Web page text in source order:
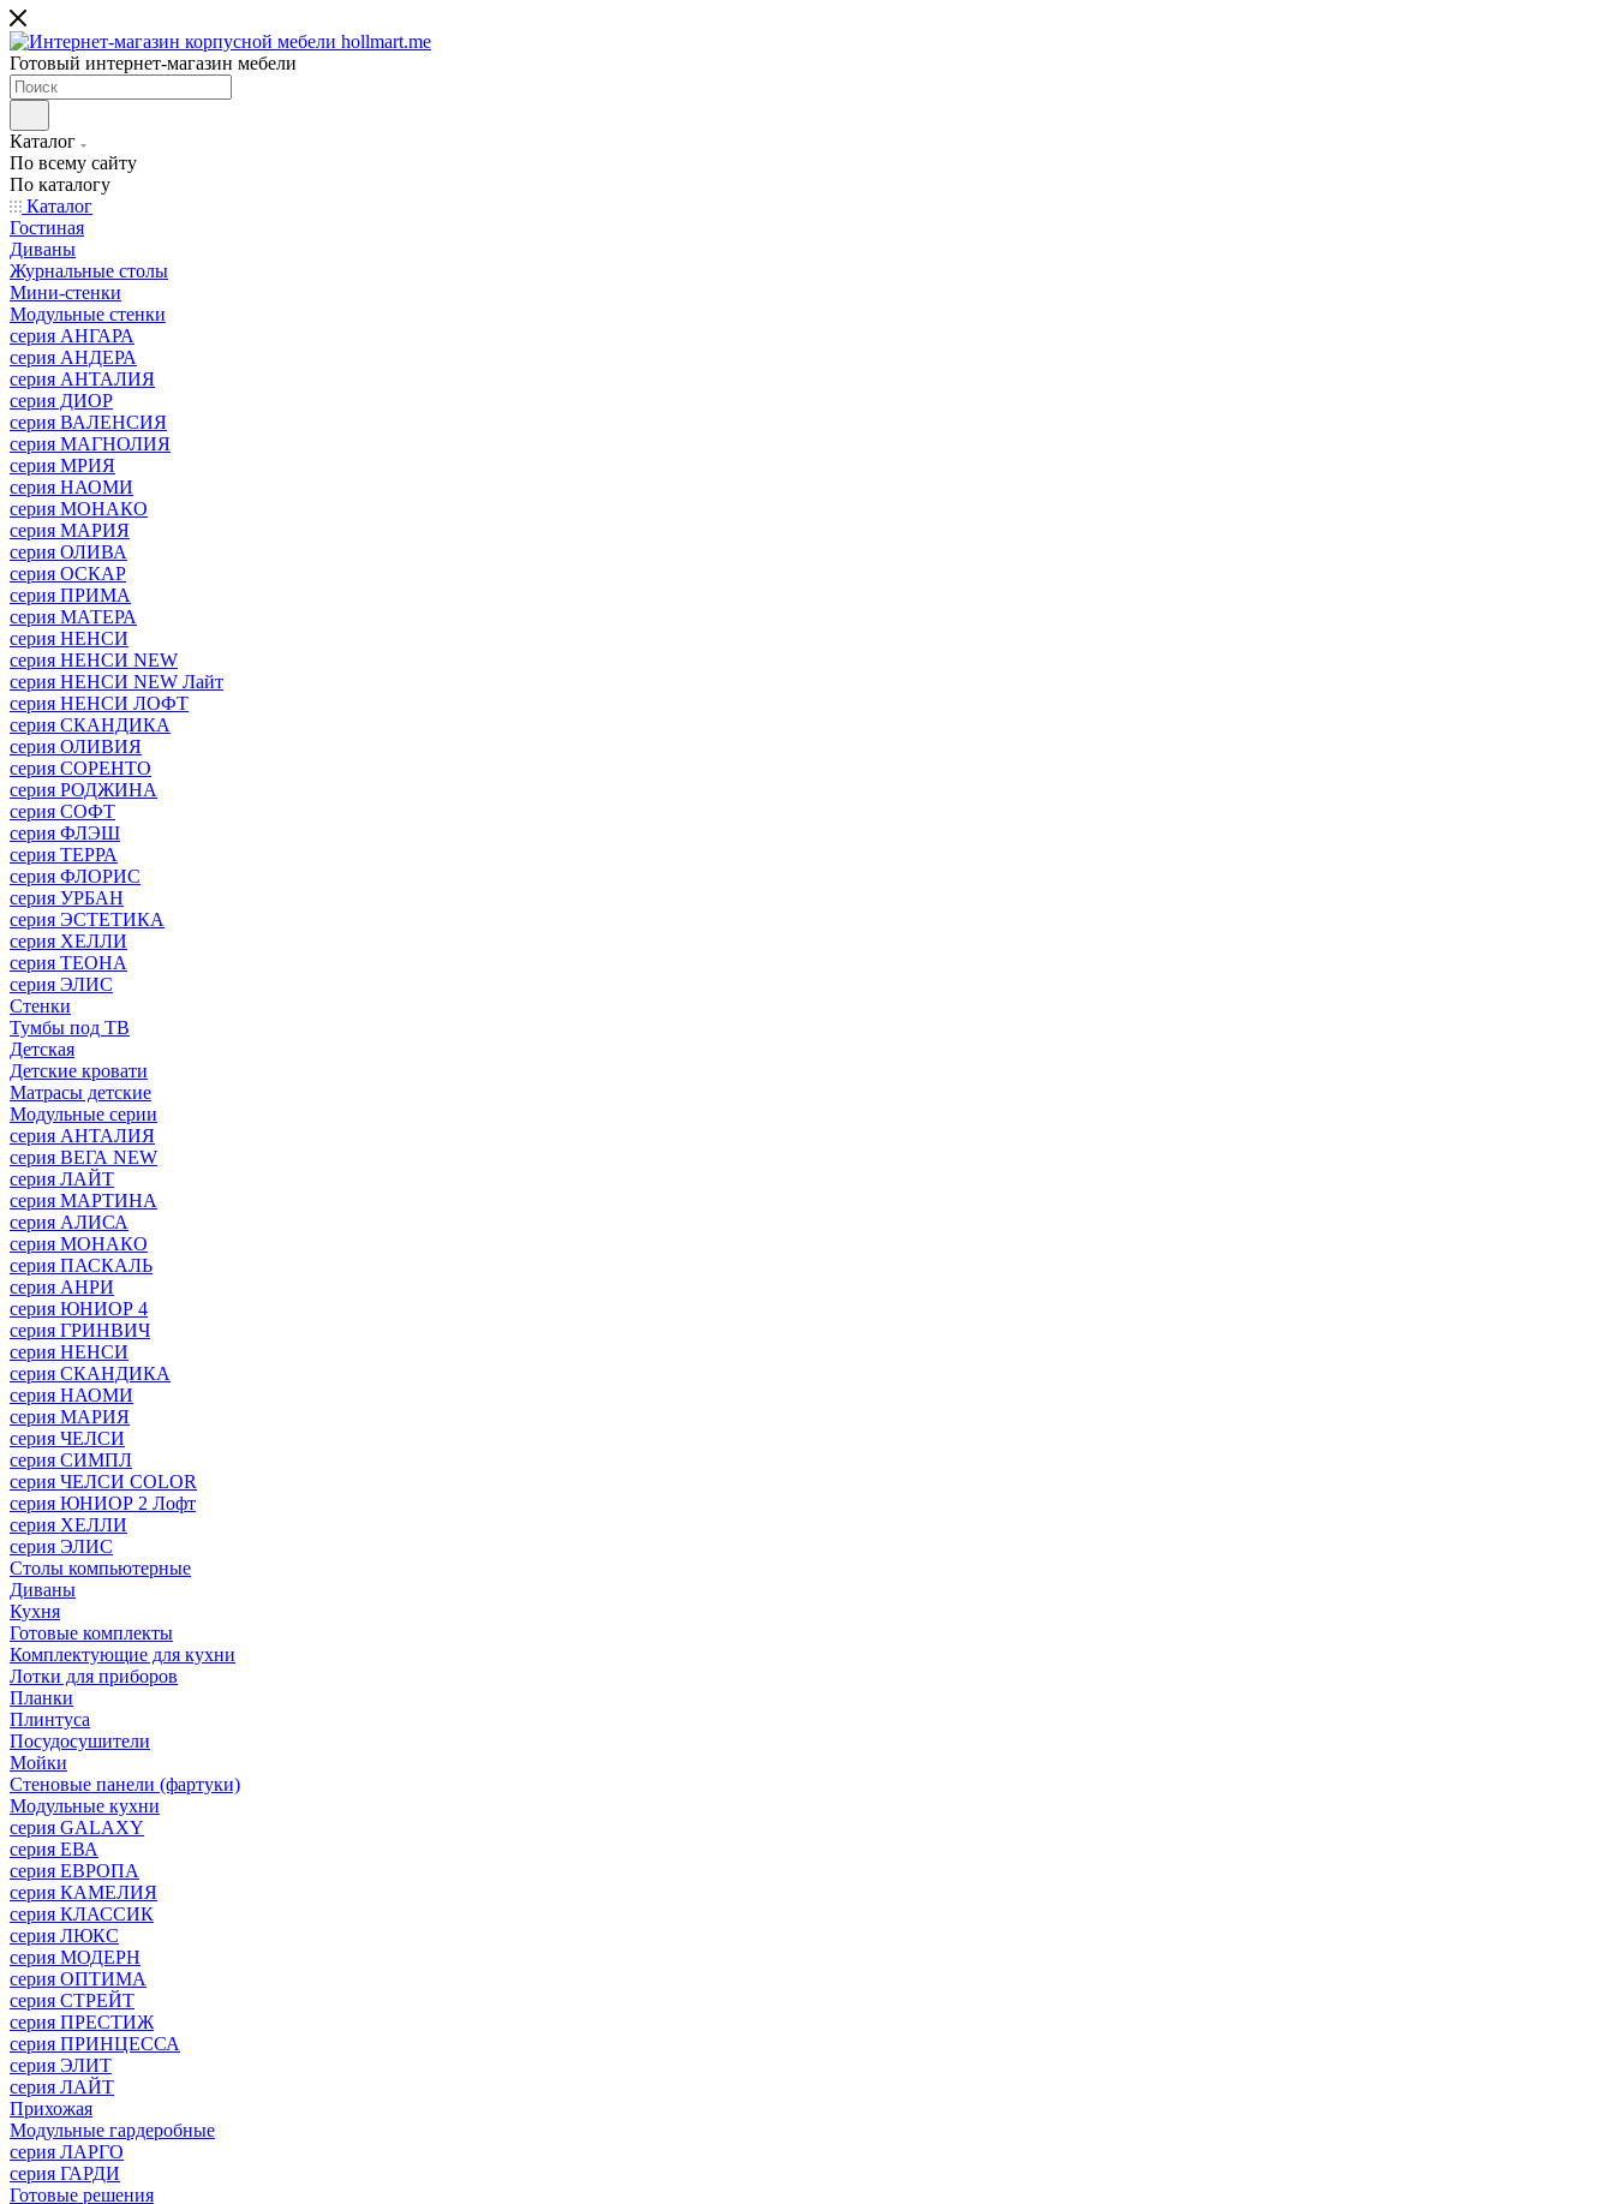
Готовый интернет-магазин мебели
Каталог
По всему сайту
По каталогу
Каталог
Гостиная
Диваны
Журнальные столы
Мини-стенки
Модульные стенки
серия АНГАРА
серия АНДЕРА
серия АНТАЛИЯ
серия ДИОР
серия ВАЛЕНСИЯ
серия МАГНОЛИЯ
серия МРИЯ
серия НАОМИ
серия МОНАКО
серия МАРИЯ
серия ОЛИВА
серия ОСКАР
серия ПРИМА
серия МАТЕРА
серия НЕНСИ
серия НЕНСИ NEW
серия НЕНСИ NEW Лайт
серия НЕНСИ ЛОФТ
серия СКАНДИКА
серия ОЛИВИЯ
серия СОРЕНТО
серия РОДЖИНА
серия СОФТ
серия ФЛЭШ
серия ТЕРРА
серия ФЛОРИС
серия УРБАН
серия ЭСТЕТИКА
серия ХЕЛЛИ
серия ТЕОНА
серия ЭЛИС
Стенки
Тумбы под ТВ
Детская
Детские кровати
Матрасы детские
Модульные серии
серия АНТАЛИЯ
серия ВЕГА NEW
серия ЛАЙТ
серия МАРТИНА
серия АЛИСА
серия МОНАКО
серия ПАСКАЛЬ
серия АНРИ
серия ЮНИОР 4
серия ГРИНВИЧ
серия НЕНСИ
серия СКАНДИКА
серия НАОМИ
серия МАРИЯ
серия ЧЕЛСИ
серия СИМПЛ
серия ЧЕЛСИ COLOR
серия ЮНИОР 2 Лофт
серия ХЕЛЛИ
серия ЭЛИС
Столы компьютерные
Диваны
Кухня
Готовые комплекты
Комплектующие для кухни
Лотки для приборов
Планки
Плинтуса
Посудосушители
Мойки
Стеновые панели (фартуки)
Mодульные кухни
серия GALAXY
серия ЕВА
серия ЕВРОПА
серия КАМЕЛИЯ
серия КЛАССИК
серия ЛЮКС
серия МОДЕРН
серия ОПТИМА
серия СТРЕЙТ
серия ПРЕСТИЖ
серия ПРИНЦЕССА
серия ЭЛИТ
серия ЛАЙТ
Прихожая
Модульные гардеробные
серия ЛАРГО
серия ГАРДИ
Готовые решения